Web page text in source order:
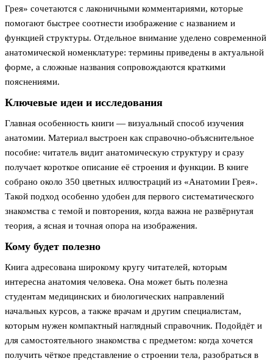
Грея» сочетаются с лаконичными комментариями, которые
помогают быстрее соотнести изображение с названием и
функцией структуры. Отдельное внимание уделено современной
анатомической номенклатуре: термины приведены в актуальной
форме, а сложные названия сопровождаются краткими
пояснениями.
Ключевые идеи и исследования
Главная особенность книги — визуальный способ изучения
анатомии. Материал выстроен как справочно-объяснительное
пособие: читатель видит анатомическую структуру и сразу
получает короткое описание её строения и функции. В книге
собрано около 350 цветных иллюстраций из «Анатомии Грея».
Такой подход особенно удобен для первого систематического
знакомства с темой и повторения, когда важна не развёрнутая
теория, а ясная и точная опора на изображения.
Кому будет полезно
Книга адресована широкому кругу читателей, которым
интересна анатомия человека. Она может быть полезна
студентам медицинских и биологических направлений
начальных курсов, а также врачам и другим специалистам,
которым нужен компактный наглядный справочник. Подойдёт и
для самостоятельного знакомства с предметом: когда хочется
получить чёткое представление о строении тела, разобраться в